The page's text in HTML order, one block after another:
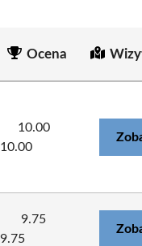
Ocena
10.00
10.00
9.75
9.75